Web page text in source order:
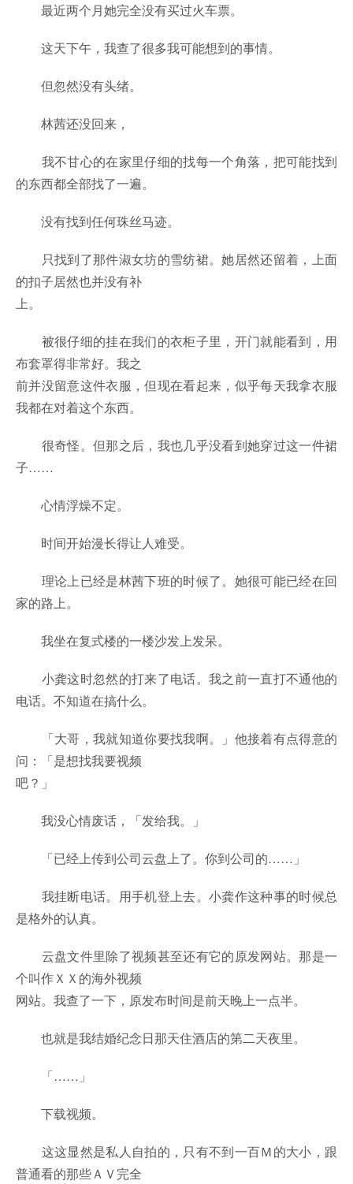
最近两个月她完全没有买过火车票。
这天下午，我查了很多我可能想到的事情。
但忽然没有头绪。
林茜还没回来，
我不甘心的在家里仔细的找每一个角落，把可能找到
的东西都全部找了一遍。
没有找到任何珠丝马迹。
只找到了那件淑女坊的雪纺裙。她居然还留着，上面
的扣子居然也并没有补
上。
被很仔细的挂在我们的衣柜子里，开门就能看到，用
布套罩得非常好。我之
前并没留意这件衣服，但现在看起来，似乎每天我拿衣服
我都在对着这个东西。
很奇怪。但那之后，我也几乎没看到她穿过这一件裙
子……
心情浮燥不定。
时间开始漫长得让人难受。
理论上已经是林茜下班的时候了。她很可能已经在回
家的路上。
我坐在复式楼的一楼沙发上发呆。
小龚这时忽然的打来了电话。我之前一直打不通他的
电话。不知道在搞什么。
「大哥，我就知道你要找我啊。」他接着有点得意的
问：「是想找我要视频
吧？」
我没心情废话，「发给我。」
「已经上传到公司云盘上了。你到公司的……」
我挂断电话。用手机登上去。小龚作这种事的时候总
是格外的认真。
云盘文件里除了视频甚至还有它的原发网站。那是一
个叫作ＸＸ的海外视频
网站。我查了一下，原发布时间是前天晚上一点半。
也就是我结婚纪念日那天住酒店的第二天夜里。
「……」
下载视频。
这这显然是私人自拍的，只有不到一百Ｍ的大小，跟
普通看的那些ＡＶ完全